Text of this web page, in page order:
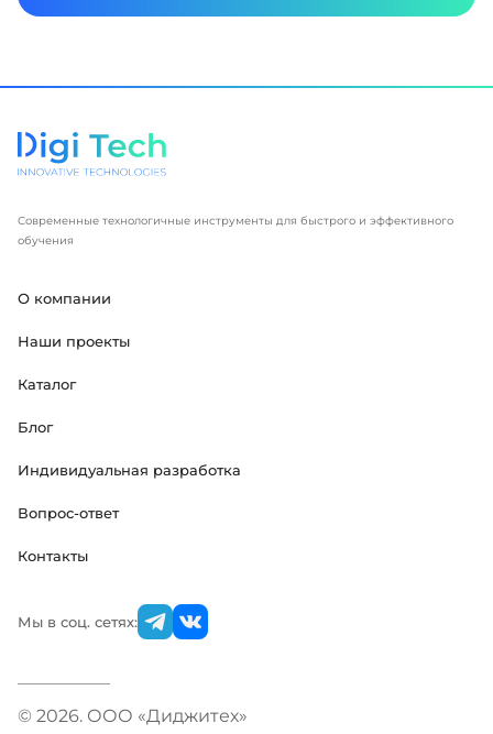
Современные технологичные инструменты для быстрого и эффективного
обучения
О компании
Наши проекты
Каталог
Блог
Индивидуальная разработка
Вопрос-ответ
Контакты
Мы в соц. сетях:
© 2026. ООО «Диджитех»